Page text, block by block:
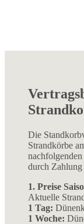
Die
Strandkörbe
durch Zahlung
1. Preise
Aktuelle
1 Tag:
1 Woche: